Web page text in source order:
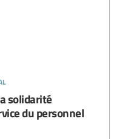
solidarité
du personnel